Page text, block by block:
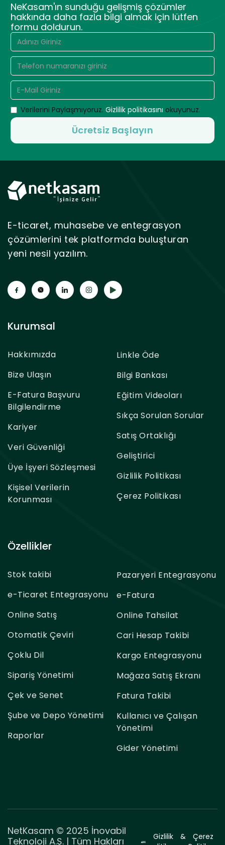
NeKasam'ın sunduğu gelişmiş çözümler
hakkında daha fazla bilgi almak için lütfen
formu doldurun.
Verilerini Paylaşmıyoruz. Gizlilik politikasını okuyunuz.
E-ticaret, muhasebe ve entegrasyon
çözümlerini tek platformda buluşturan
yeni nesil yazılım.
Kurumsal
Hakkımızda
Bize Ulaşın
E-Fatura Başvuru
Bilgilendirme
Kariyer
Veri Güvenliği
Üye İşyeri Sözleşmesi
Kişisel Verilerin
Korunması
Linkle Öde
Bilgi Bankası
Eğitim Videoları
Sıkça Sorulan Sorular
Satış Ortaklığı
Geliştirici
Gizlilik Politikası
Çerez Politikası
Özellikler
Stok takibi
e-Ticaret Entegrasyonu
Online Satış
Otomatik Çeviri
Çoklu Dil
Sipariş Yönetimi
Çek ve Senet
Şube ve Depo Yönetimi
Raporlar
Pazaryeri Entegrasyonu
e-Fatura
Online Tahsilat
Cari Hesap Takibi
Kargo Entegrasyonu
Mağaza Satış Ekranı
Fatura Takibi
Kullanıcı ve Çalışan
Yönetimi
Gider Yönetimi
NetKasam © 2025 İnovabil
Teknoloji A.Ş. | Tüm Hakları
Gizlilik
&
Çerez